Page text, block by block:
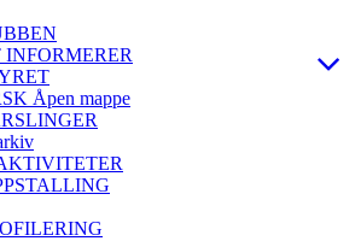
INFORMERER
Åpen mappe